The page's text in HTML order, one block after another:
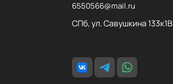
6550566@mail.ru
СПб, ул. Савушкина 133к1В